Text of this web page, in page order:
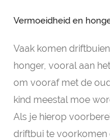
Vermoeidheid en
Vaak komen
honger, vooral aan
om vooraf met de
kind meestal moe
Als je hierop
driftbui te